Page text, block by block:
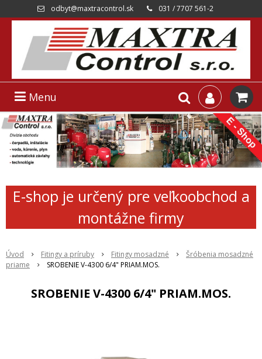
odbyt@maxtracontrol.sk 031 / 7707 561-2
Menu
E-shop je určený pre veľkoobchod a
montážne firmy
Úvod Fitingy a príruby Fitingy mosadzné
Šróbenia mosadzné
priame
SROBENIE V-4300 6/4" PRIAM.MOS.
SROBENIE V-4300 6/4" PRIAM.MOS.